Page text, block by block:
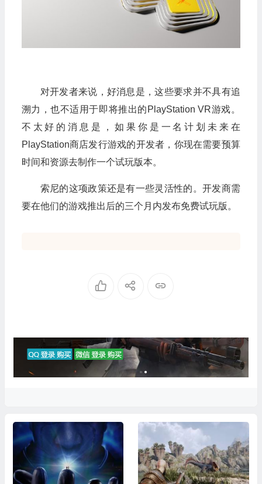
对开发者来说，好消息是，这些要求并不具有追
溯力，也不适用于即将推出的PlayStation VR游戏。
不太好的消息是，如果你是一名计划未来在
PlayStation商店发行游戏的开发者，你现在需要预算
时间和资源去制作一个试玩版本。
索尼的这项政策还是有一些灵活性的。开发商需
要在他们的游戏推出后的三个月内发布免费试玩版。